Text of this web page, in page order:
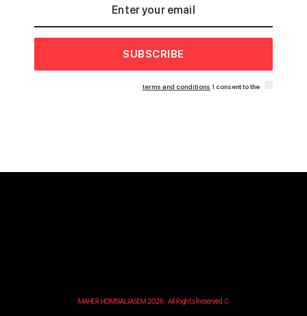
SUBSCRIBE
I consent to the
terms and conditions
© MAHER HOMSIALJASEM 2026. All Rights Reserved